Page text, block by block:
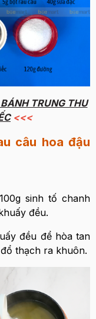
TRUNG THU
<<<
câu hoa đậu
sinh tố chanh
đều.
đều để hòa tan
thạch ra khuôn.